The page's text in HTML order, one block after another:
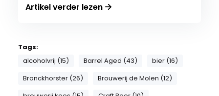
Artikel verder lezen
Tags:
alcoholvrij (15)
Barrel Aged (43)
bier (16)
Bronckhorster (26)
Brouwerij de Molen (12)